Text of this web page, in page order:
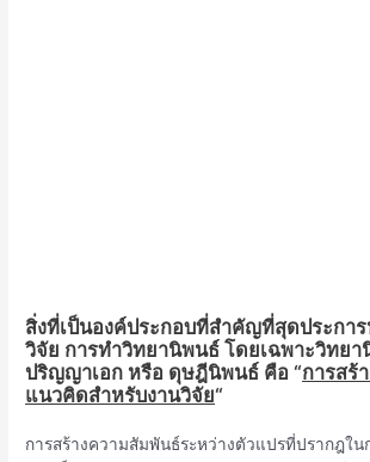
สิ่งที่เป็นองค์ประกอบที่สำคัญที่สุดประกา
วิจัย การทำวิทยานิพนธ์ โดยเฉพาะวิทย
ปริญญาเอก หรือ ดุษฎีนิพนธ์ คือ “การสร้
แนวคิดสำหรับงานวิจัย“
การสร้างความสัมพันธ์ระหว่างตัวแปรที่ปรากฎใน